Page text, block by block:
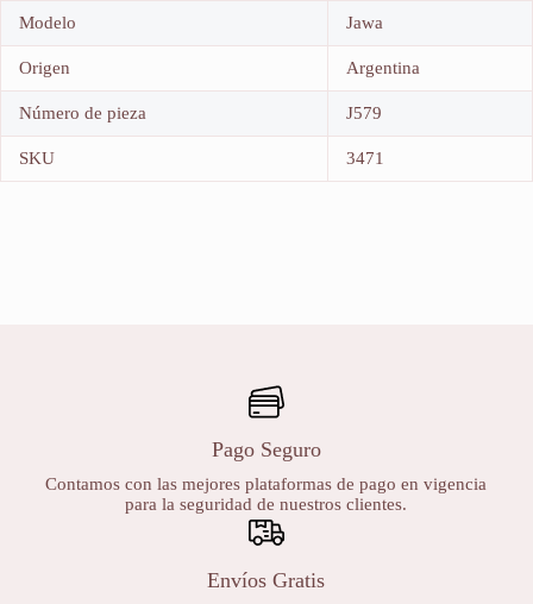
Modelo Jawa
Origen Argentina
Número de pieza J579
SKU 3471
Pago Seguro
Contamos con las mejores plataformas de pago en vigencia
para la seguridad de nuestros clientes.
Envíos Gratis